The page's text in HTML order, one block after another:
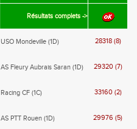
Résultats complets ->
USO Mondeville (1D) 28318 (8)
AS Fleury Aubrais Saran (1D) 29320 (7)
Racing CF (1C) 33160 (2)
AS PTT Rouen (1D) 29976 (5)